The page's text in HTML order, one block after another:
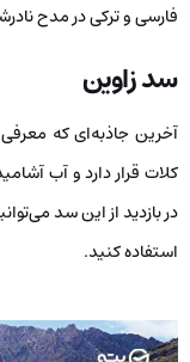
فارسی و ترکی در مدح
سد زاوین
کلات قرار دارد و آب
در بازدید از این سد
استفاده کنید.